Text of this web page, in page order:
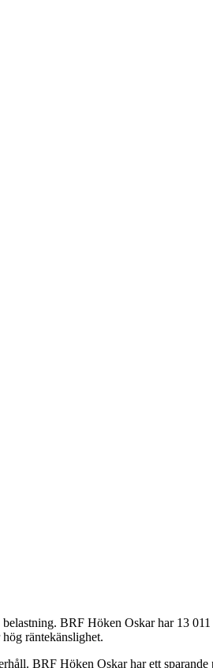
BRF Höken Oskarhar 13 011
räntekänslighet.
BRF Höken Oskar har ett sparande